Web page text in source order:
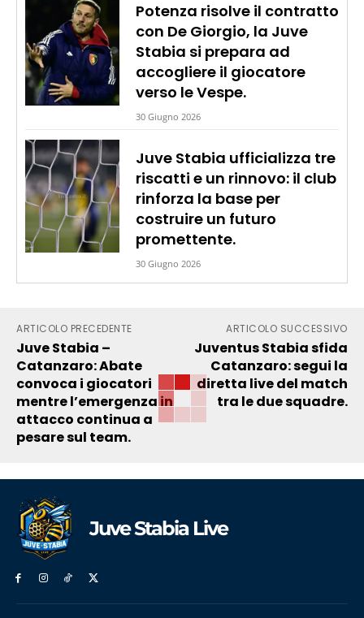
Potenza risolve il contratto
con De Giorgio, la Juve
Stabia si prepara ad
accogliere il giocatore
verso le Vespe.
30 Giugno 2026
Juve Stabia ufficializza tre
riscatti e un rinnovo: il club
rinforza la base per
costruire un futuro
promettente.
30 Giugno 2026
ARTICOLO PRECEDENTE
Juve Stabia –
Catanzaro: Abate
convoca i giocatori
mentre l’emergenza in
attacco continua a
pesare sul team.
ARTICOLO SUCCESSIVO
Juventus Stabia sfida
Catanzaro: segui la
diretta live del match
tra le due squadre.
Juve Stabia Live